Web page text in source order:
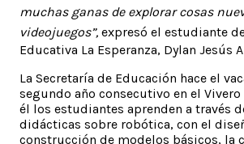
muchas ganas de explorar cosas
videojuegos”, expresó el estudiante
Educativa La Esperanza, Dylan Jesús
La Secretaría de Educación hace el
segundo año consecutivo en el Vivero
él los estudiantes aprenden a través
didácticas sobre robótica, con el
construcción de modelos básicos, la